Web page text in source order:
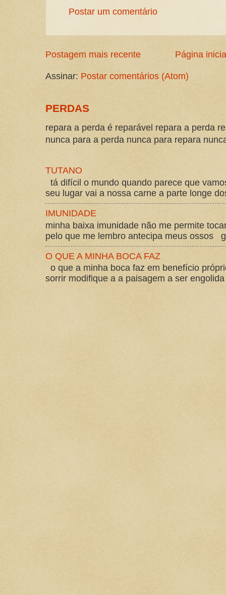
Postar um comentário
Postagem mais recente Página
Assinar: Postar comentários (Atom)
PERDAS
repara a perda é reparável repara a perda
nunca para a perda nunca para repara
TUTANO
tá difícil o mundo quando parece que
seu lugar vai a nossa carne a parte longe
IMUNIDADE
minha baixa imunidade não me permite
pelo que me lembro antecipa meus ossos
O QUE A MINHA BOCA FAZ
o que a minha boca faz em benefício
sorrir modifique a a paisagem a ser